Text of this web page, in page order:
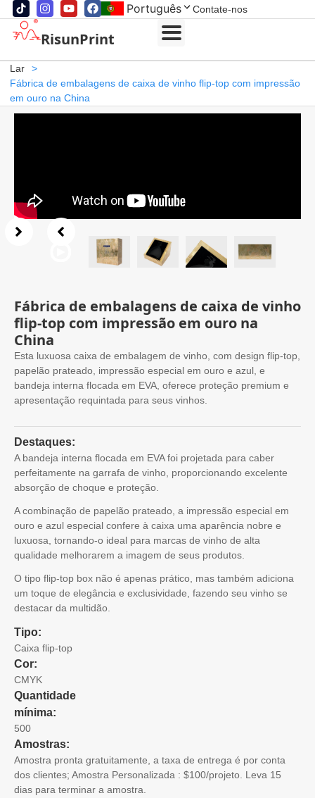
Português Contate-nos
RisunPrint
Lar
>
Fábrica de embalagens de caixa de vinho flip-top com impressão
em ouro na China
Fábrica de embalagens de caixa de vinho
flip-top com impressão em ouro na
China
Esta luxuosa caixa de embalagem de vinho, com design flip-top,
papelão prateado, impressão especial em ouro e azul, e
bandeja interna flocada em EVA, oferece proteção premium e
apresentação requintada para seus vinhos.
Destaques:
A bandeja interna flocada em EVA foi projetada para caber
perfeitamente na garrafa de vinho, proporcionando excelente
absorção de choque e proteção.
A combinação de papelão prateado, a impressão especial em
ouro e azul especial confere à caixa uma aparência nobre e
luxuosa, tornando-o ideal para marcas de vinho de alta
qualidade melhorarem a imagem de seus produtos.
O tipo flip-top box não é apenas prático, mas também adiciona
um toque de elegância e exclusividade, fazendo seu vinho se
destacar da multidão.
Tipo:
Caixa flip-top
Cor:
CMYK
Quantidade
mínima:
500
Amostras:
Amostra pronta gratuitamente, a taxa de entrega é por conta
dos clientes; Amostra Personalizada : $100/projeto. Leva 15
dias para terminar a amostra.